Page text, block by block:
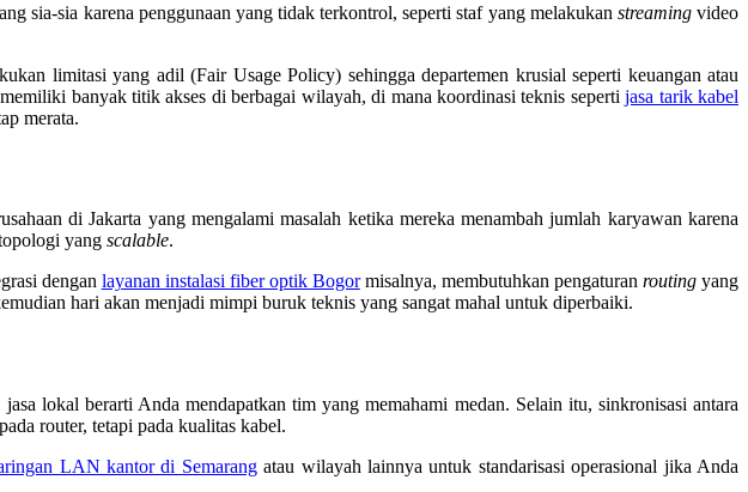
sia-sia karena penggunaan yang tidak terkontrol, seperti staf yang melakukan streamingvideo
limitasi yang adil (Fair Usage Policy) sehingga departemen krusial seperti keuangan atau
banyak titik akses di berbagai wilayah, di mana koordinasi teknis sepertijasa tarik kabel
merata.
di Jakarta yang mengalami masalah ketika mereka menambah jumlah karyawan karena
yang scalable.
dengan layanan instalasi fiber optik Bogormisalnya, membutuhkan pengaturan routingyang
hari akan menjadi mimpi buruk teknis yang sangat mahal untuk diperbaiki.
lokal berarti Anda mendapatkan tim yang memahami medan. Selain itu, sinkronisasi antara
router, tetapi pada kualitas kabel.
LAN kantor di Semarangatau wilayah lainnya untuk standarisasi operasional jika Anda